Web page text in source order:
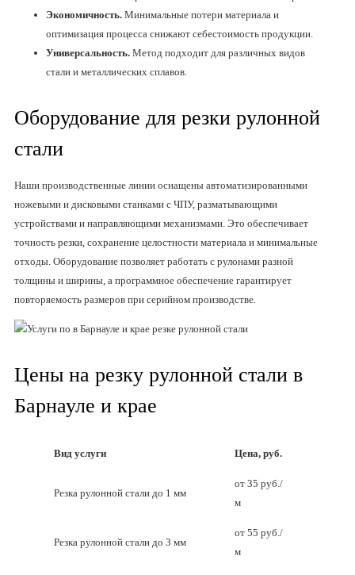
Экономичность. Минимальные потери материала и
оптимизация процесса снижают себестоимость продукции.
Универсальность. Метод подходит для различных видов
стали и металлических сплавов.
Оборудование для резки рулонной
стали
Наши производственные линии оснащены автоматизированными
ножевыми и дисковыми станками с ЧПУ, разматывающими
устройствами и направляющими механизмами. Это обеспечивает
точность резки, сохранение целостности материала и минимальные
отходы. Оборудование позволяет работать с рулонами разной
толщины и ширины, а программное обеспечение гарантирует
повторяемость размеров при серийном производстве.
Цены на резку рулонной стали в
Барнауле и крае
Вид услуги Цена, руб.
Резка рулонной стали до 1 мм
от 35 руб./
м
Резка рулонной стали до 3 мм
от 55 руб./
м